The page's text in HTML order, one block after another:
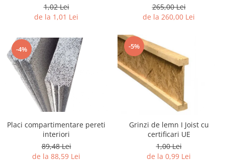
1,02 Lei
de la 1,01 Lei
265,00 Lei
de la 260,00 Lei
-4%
Placi compartimentare pereti
interiori
89,48 Lei
de la 88,59 Lei
-5%
Grinzi de lemn I Joist cu
certificari UE
1,00 Lei
de la 0,99 Lei